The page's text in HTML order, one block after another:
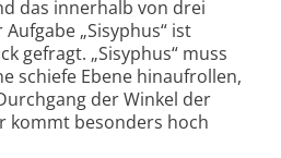
das innerhalb von drei
„Sisyphus“ ist
gefragt. „Sisyphus“ muss
schiefe Ebene hinaufrollen,
der Winkel der
kommt besonders hoch